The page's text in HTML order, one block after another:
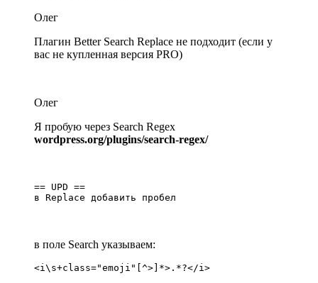
Олег
Плагин Better Search Replace не подходит (если у
вас не купленная версия PRO)
Олег
Я пробую через Search Regex
wordpress.org/plugins/search-regex/
== UPD ==
в Replace добавить пробел
в поле Search указываем: